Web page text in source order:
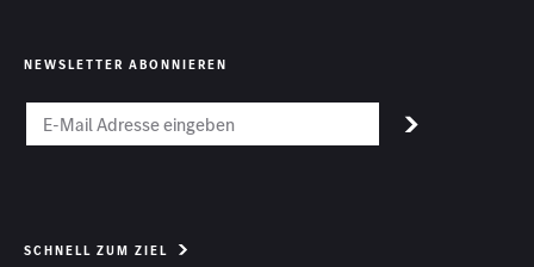
NEWSLETTER ABONNIEREN
SCHNELL ZUM ZIEL